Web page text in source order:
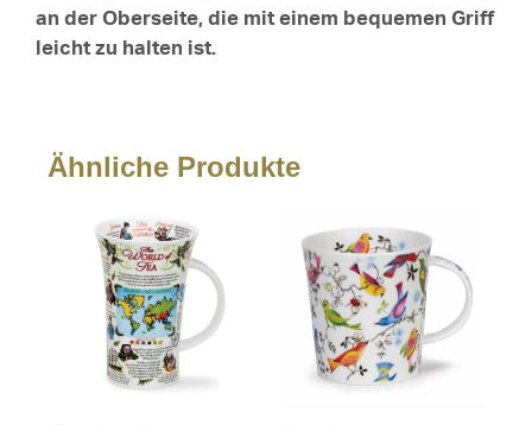
an der Oberseite, die mit einem bequemen Griff
leicht zu halten ist.
Ähnliche Produkte